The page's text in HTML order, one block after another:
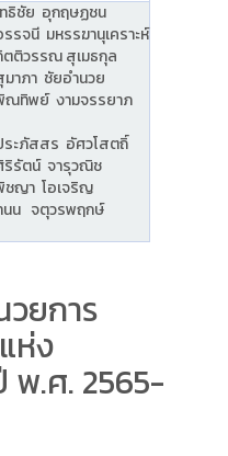
ธิชัย อุกฤษฏชน
จนี มหรรฆานุเคราะห์
ติวรรณ สุเมธกุล
าภา ชัยอำนวย
ทิพย์ งามจรรยาภ
ะภัสสร อัศวโสตถิ์
รัตน์ จารุวณิช
ญา โอเจริญ
นน จตุวรพฤกษ์
ยการ
ห่ง
พ.ศ. 2565-